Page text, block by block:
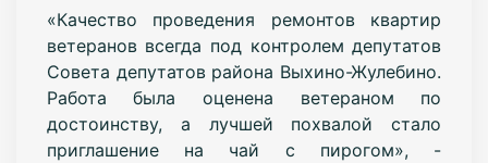
«Качество проведения ремонтов квартир
ветеранов всегда под контролем депутатов
Совета депутатов района Выхино-Жулебино.
Работа была оценена ветераном по
достоинству, а лучшей похвалой стало
приглашение на чай с пирогом», -